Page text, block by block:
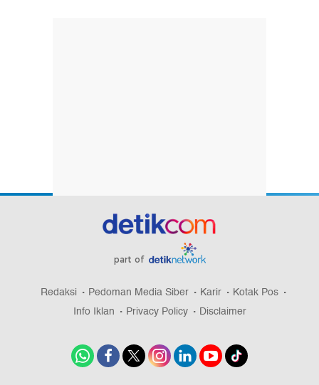
part of
Redaksi Pedoman Media Siber Karir
Kotak Pos
Info Iklan
Privacy Policy Disclaimer